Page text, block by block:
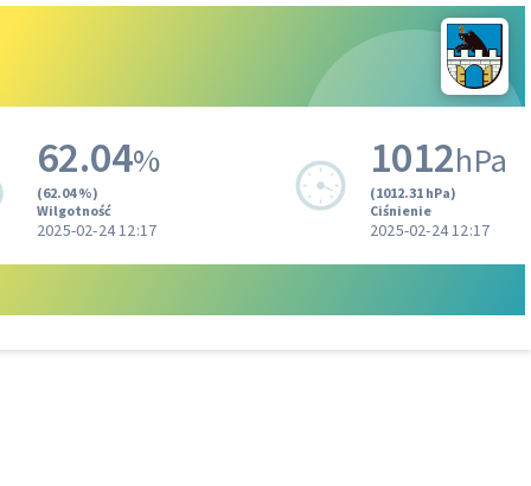
62.04%
(62.04 %)
Wilgotność
2025-02-24 12:17
1012hPa
(1012.31 hPa)
Ciśnienie
2025-02-24 12:17